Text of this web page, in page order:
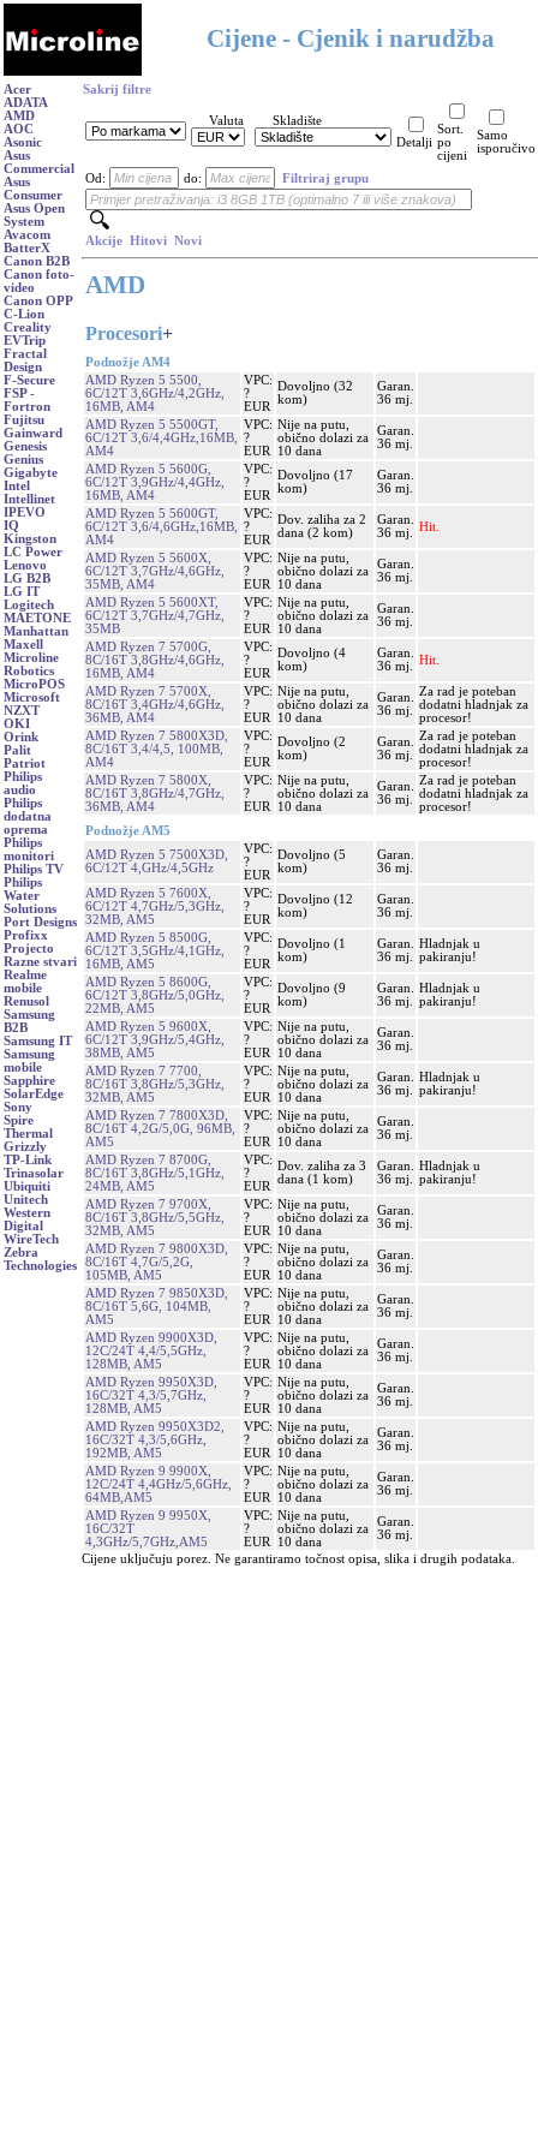
Cijene - Cjenik i narudžba
Acer
ADATA
AMD
AOC
Asonic
Asus
Commercial
Asus
Consumer
Asus Open
System
Avacom
BatterX
Canon B2B
Canon foto-
video
Canon OPP
C-Lion
Creality
EVTrip
Fractal
Design
F-Secure
FSP -
Fortron
Fujitsu
Gainward
Genesis
Genius
Gigabyte
Intel
Intellinet
IPEVO
IQ
Kingston
LC Power
Lenovo
LG B2B
LG IT
Logitech
MAETONE
Manhattan
Maxell
Microline
Robotics
MicroPOS
Microsoft
NZXT
OKI
Orink
Palit
Patriot
Philips
audio
Philips
dodatna
oprema
Philips
monitori
Philips TV
Philips
Water
Solutions
Port Designs
Profixx
Projecto
Razne stvari
Realme
mobile
Renusol
Samsung
B2B
Samsung IT
Samsung
mobile
Sapphire
SolarEdge
Sony
Spire
Thermal
Grizzly
TP-Link
Trinasolar
Ubiquiti
Unitech
Western
Digital
WireTech
Zebra
Technologies
Sakrij filtre
Valuta
Skladište
Detalji
Sort.
po
cijeni
Samo
isporučivo
Od: do: Filtriraj grupu
Akcije Hitovi Novi
AMD
Procesori+
Podnožje AM4
AMD Ryzen 5 5500,
6C/12T 3,6GHz/4,2GHz,
16MB, AM4
VPC:
?
EUR
Dovoljno (32
kom)
Garan.
36 mj.
AMD Ryzen 5 5500GT,
6C/12T 3,6/4,4GHz,16MB,
AM4
VPC:
?
EUR
Nije na putu,
obično dolazi za
10 dana
Garan.
36 mj.
AMD Ryzen 5 5600G,
6C/12T 3,9GHz/4,4GHz,
16MB, AM4
VPC:
?
EUR
Dovoljno (17
kom)
Garan.
36 mj.
AMD Ryzen 5 5600GT,
6C/12T 3,6/4,6GHz,16MB,
AM4
VPC:
?
EUR
Dov. zaliha za 2
dana (2 kom)
Garan.
36 mj.
Hit.
AMD Ryzen 5 5600X,
6C/12T 3,7GHz/4,6GHz,
35MB, AM4
VPC:
?
EUR
Nije na putu,
obično dolazi za
10 dana
Garan.
36 mj.
AMD Ryzen 5 5600XT,
6C/12T 3,7GHz/4,7GHz,
35MB
VPC:
?
EUR
Nije na putu,
obično dolazi za
10 dana
Garan.
36 mj.
AMD Ryzen 7 5700G,
8C/16T 3,8GHz/4,6GHz,
16MB, AM4
VPC:
?
EUR
Dovoljno (4
kom)
Garan.
36 mj.
Hit.
AMD Ryzen 7 5700X,
8C/16T 3,4GHz/4,6GHz,
36MB, AM4
VPC:
?
EUR
Nije na putu,
obično dolazi za
10 dana
Garan.
36 mj.
Za rad je poteban
dodatni hladnjak za
procesor!
AMD Ryzen 7 5800X3D,
8C/16T 3,4/4,5, 100MB,
AM4
VPC:
?
EUR
Dovoljno (2
kom)
Garan.
36 mj.
Za rad je poteban
dodatni hladnjak za
procesor!
AMD Ryzen 7 5800X,
8C/16T 3,8GHz/4,7GHz,
36MB, AM4
VPC:
?
EUR
Nije na putu,
obično dolazi za
10 dana
Garan.
36 mj.
Za rad je poteban
dodatni hladnjak za
procesor!
Podnožje AM5
AMD Ryzen 5 7500X3D,
6C/12T 4,GHz/4,5GHz
VPC:
?
EUR
Dovoljno (5
kom)
Garan.
36 mj.
AMD Ryzen 5 7600X,
6C/12T 4,7GHz/5,3GHz,
32MB, AM5
VPC:
?
EUR
Dovoljno (12
kom)
Garan.
36 mj.
AMD Ryzen 5 8500G,
6C/12T 3,5GHz/4,1GHz,
16MB, AM5
VPC:
?
EUR
Dovoljno (1
kom)
Garan.
36 mj.
Hladnjak u
pakiranju!
AMD Ryzen 5 8600G,
6C/12T 3,8GHz/5,0GHz,
22MB, AM5
VPC:
?
EUR
Dovoljno (9
kom)
Garan.
36 mj.
Hladnjak u
pakiranju!
AMD Ryzen 5 9600X,
6C/12T 3,9GHz/5,4GHz,
38MB, AM5
VPC:
?
EUR
Nije na putu,
obično dolazi za
10 dana
Garan.
36 mj.
AMD Ryzen 7 7700,
8C/16T 3,8GHz/5,3GHz,
32MB, AM5
VPC:
?
EUR
Nije na putu,
obično dolazi za
10 dana
Garan.
36 mj.
Hladnjak u
pakiranju!
AMD Ryzen 7 7800X3D,
8C/16T 4,2G/5,0G, 96MB,
AM5
VPC:
?
EUR
Nije na putu,
obično dolazi za
10 dana
Garan.
36 mj.
AMD Ryzen 7 8700G,
8C/16T 3,8GHz/5,1GHz,
24MB, AM5
VPC:
?
EUR
Dov. zaliha za 3
dana (1 kom)
Garan.
36 mj.
Hladnjak u
pakiranju!
AMD Ryzen 7 9700X,
8C/16T 3,8GHz/5,5GHz,
32MB, AM5
VPC:
?
EUR
Nije na putu,
obično dolazi za
10 dana
Garan.
36 mj.
AMD Ryzen 7 9800X3D,
8C/16T 4,7G/5,2G,
105MB, AM5
VPC:
?
EUR
Nije na putu,
obično dolazi za
10 dana
Garan.
36 mj.
AMD Ryzen 7 9850X3D,
8C/16T 5,6G, 104MB,
AM5
VPC:
?
EUR
Nije na putu,
obično dolazi za
10 dana
Garan.
36 mj.
AMD Ryzen 9900X3D,
12C/24T 4,4/5,5GHz,
128MB, AM5
VPC:
?
EUR
Nije na putu,
obično dolazi za
10 dana
Garan.
36 mj.
AMD Ryzen 9950X3D,
16C/32T 4,3/5,7GHz,
128MB, AM5
VPC:
?
EUR
Nije na putu,
obično dolazi za
10 dana
Garan.
36 mj.
AMD Ryzen 9950X3D2,
16C/32T 4,3/5,6GHz,
192MB, AM5
VPC:
?
EUR
Nije na putu,
obično dolazi za
10 dana
Garan.
36 mj.
AMD Ryzen 9 9900X,
12C/24T 4,4GHz/5,6GHz,
64MB,AM5
VPC:
?
EUR
Nije na putu,
obično dolazi za
10 dana
Garan.
36 mj.
AMD Ryzen 9 9950X,
16C/32T
4,3GHz/5,7GHz,AM5
VPC:
?
EUR
Nije na putu,
obično dolazi za
10 dana
Garan.
36 mj.
Cijene uključuju porez. Ne garantiramo točnost opisa, slika i drugih podataka.